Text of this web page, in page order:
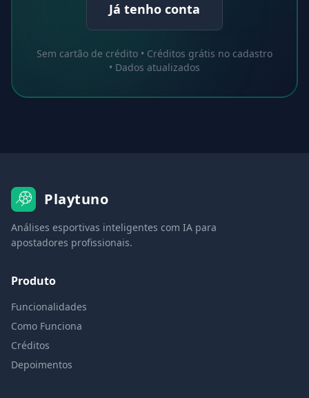
Já tenho conta
Sem cartão de crédito • Créditos grátis no cadastro
• Dados atualizados
Playtuno
Análises esportivas inteligentes com IA para
apostadores profissionais.
Produto
Funcionalidades
Como Funciona
Créditos
Depoimentos